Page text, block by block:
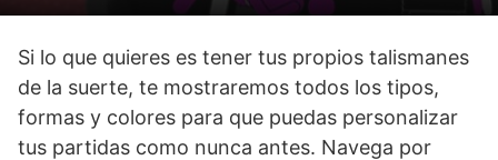
Si lo que quieres es tener tus propios talismanes
de la suerte, te mostraremos todos los tipos,
formas y colores para que puedas personalizar
tus partidas como nunca antes. Navega por